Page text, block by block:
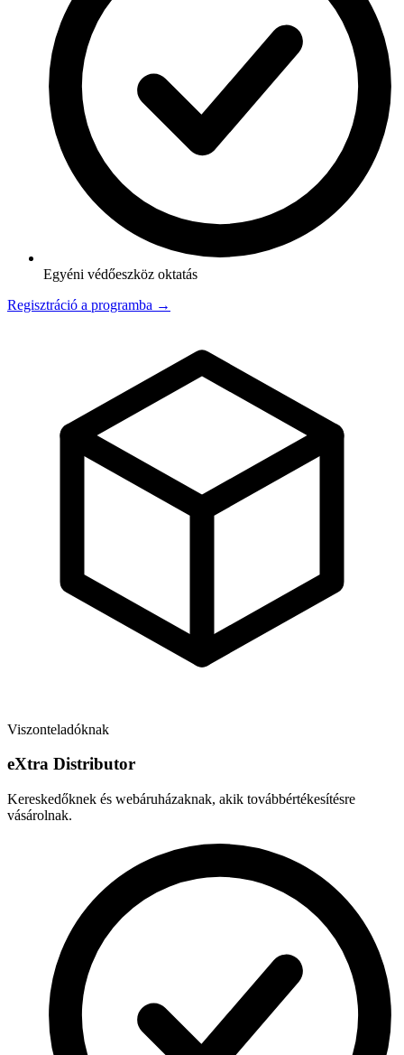
Egyéni védőeszköz oktatás
Regisztráció a programba →
Viszonteladóknak
eXtra Distributor
Kereskedőknek és webáruházaknak, akik továbbértékesítésre
vásárolnak.